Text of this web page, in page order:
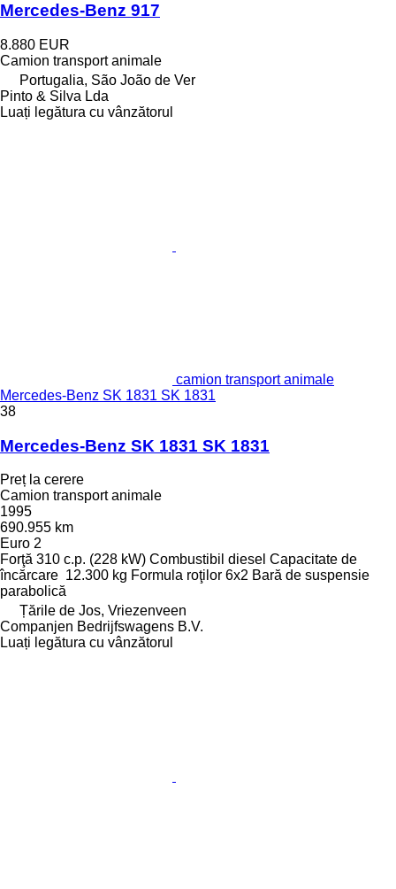
Mercedes-Benz 917
8.880 EUR
Camion transport animale
Portugalia, São João de Ver
Pinto & Silva Lda
Luați legătura cu vânzătorul
camion transport animale
Mercedes-Benz SK 1831 SK 1831
38
Mercedes-Benz SK 1831 SK 1831
Preț la cerere
Camion transport animale
1995
690.955 km
Euro 2
Forţă 310 c.p. (228 kW) Combustibil diesel Capacitate de
încărcare 12.300 kg Formula roţilor 6x2 Bară de suspensie
parabolică
Țările de Jos, Vriezenveen
Companjen Bedrijfswagens B.V.
Luați legătura cu vânzătorul